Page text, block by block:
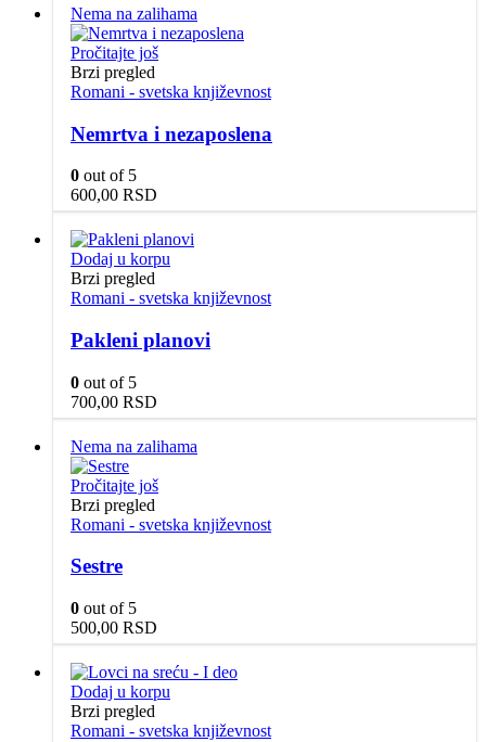
Nema na zalihama
Pročitajte još
Brzi pregled
Romani - svetska književnost
Nemrtva i nezaposlena
0 out of 5
600,00 RSD
Dodaj u korpu
Brzi pregled
Romani - svetska književnost
Pakleni planovi
0 out of 5
700,00 RSD
Nema na zalihama
Pročitajte još
Brzi pregled
Romani - svetska književnost
Sestre
0 out of 5
500,00 RSD
Dodaj u korpu
Brzi pregled
Romani - svetska književnost